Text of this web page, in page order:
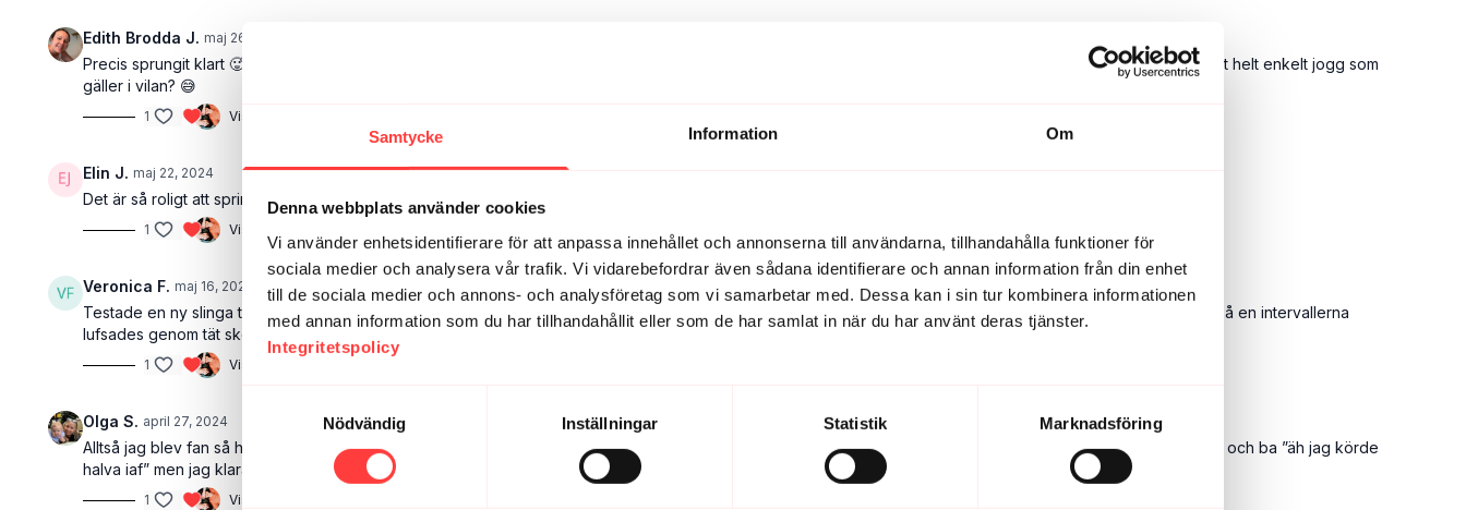
Samtycke Information Om
Denna webbplats använder cookies
Vi använder enhetsidentifierare för att anpassa innehållet och annonserna till användarna, tillhandahålla funktioner för
sociala medier och analysera vår trafik. Vi vidarebefordrar även sådana identifierare och annan information från din enhet
till de sociala medier och annons- och analysföretag som vi samarbetar med. Dessa kan i sin tur kombinera informationen
med annan information som du har tillhandahållit eller som de har samlat in när du har använt deras tjänster.
Integritetspolicy
Nödvändig
Inställningar Statistik Marknadsföring
Edith Brodda J. maj 26, 2024
Precis sprungit klart 🥵ni brukar alltid säga att man ska gå ist jogg i vilan om det är för tungt. Är det nån anledning till att ni inte gjorde det i det här passet? Är det helt enkelt jogg som
gäller i vilan? 😅
1 Visa svar (1)
Elin J. maj 22, 2024
Det är så roligt att springa med er som sällskap, tack för det! 🙌
1 Visa svar (1)
Veronica F. maj 16, 2024
Testade en ny slinga till detta pass. Ljuvlig, solig gammelskog full av fågelsång och majblommor. Men också fruktansvärda backar och en sjö (!) mitt på spåret så en intervallerna
lufsades genom tät skog. Kroknade på tredje! Men ska ge det ett nytt försök! Kul ju! 😅
1 Visa svar (1)
Olga S. april 27, 2024
Alltså jag blev fan så himla stolt att jag klarade detta?! Tack för peppen och sällskapet! Det trodde jag VERKLIGEN inte. Tänkte flera gånger att jag skulle banga och ba ”äh jag körde
halva iaf” men jag klarade det!!!!! 😭💪
1 Visa svar (1)